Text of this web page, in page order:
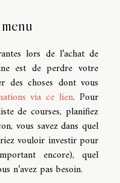
lors de l’achat de
est de perdre votre
des choses dont vous
via ce lien. Pour
de courses, planifiez
vous savez dans quel
vouloir investir pour
encore), quel
n’avez pas besoin.